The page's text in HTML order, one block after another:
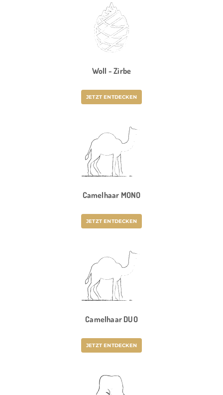
Woll - Zirbe
JETZT ENTDECKEN
Camelhaar MONO
JETZT ENTDECKEN
Camelhaar DUO
JETZT ENTDECKEN